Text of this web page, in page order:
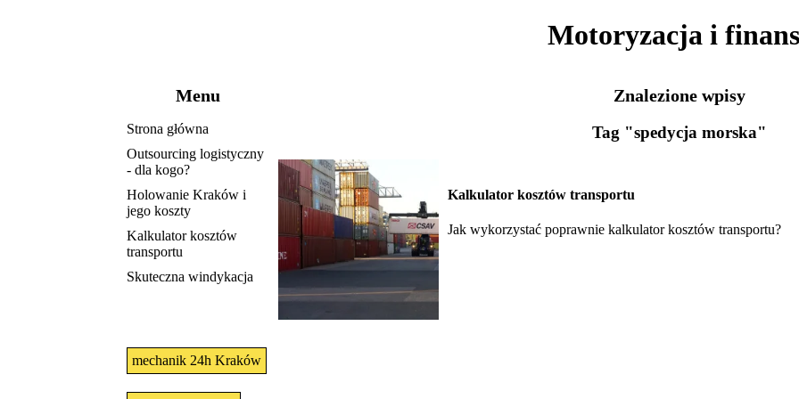
Motoryzacja i
Menu
Strona główna
Outsourcing logistyczny
- dla kogo?
Holowanie Kraków i
jego koszty
Kalkulator kosztów
transportu
Skuteczna windykacja
mechanik 24h Kraków
Znalezione wpisy
Tag "spedycja morska"
Kalkulator kosztów transportu
Jak wykorzystać poprawnie kalkulator kosztów transportu?